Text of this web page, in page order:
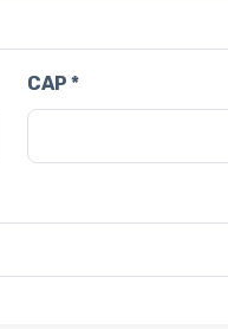
CAP *